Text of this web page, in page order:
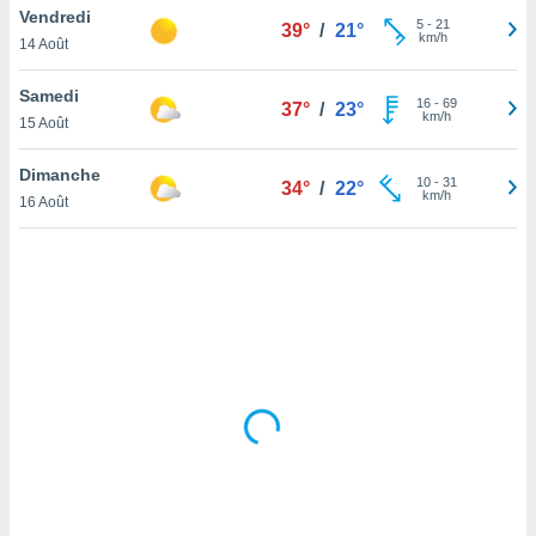
en
de
Vendredi
14 Août
39° / 21° 5- 21
km/h
Samedi
15 Août
37° / 23° 16- 69
km/h
Dimanche
16 Août
34° / 22° 10- 31
km/h